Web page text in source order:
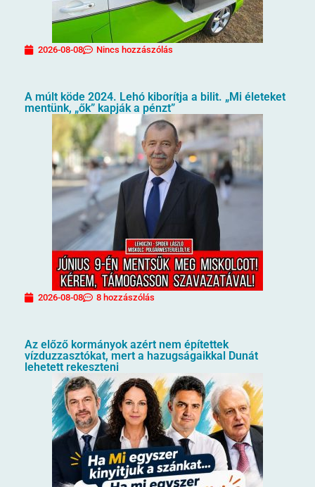
2026-08-08 Nincs hozzászólás
A múlt köde 2024. Lehó kiborítja a bilit. „Mi életeket
mentünk, „ők” kapják a pénzt”
2026-08-08 8 hozzászólás
Az előző kormányok azért nem építettek
vízduzzasztókat, mert a hazugságaikkal Dunát
lehetett rekeszteni